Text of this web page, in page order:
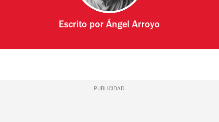
Escrito porÁngel Arroyo
PUBLICIDAD